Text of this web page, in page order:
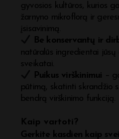
gyvosios kultūros, kurios
žarnyno mikroflorą ir
įsisavinimą.
Be konservantų ir
natūralūs ingredientai jūsų
sveikatai.
Puikus virškinimui –
pūtimą, skatinti skrandžio
bendrą virškinimo funkciją.
Kaip vartoti?
Gerkite kasdien kaip